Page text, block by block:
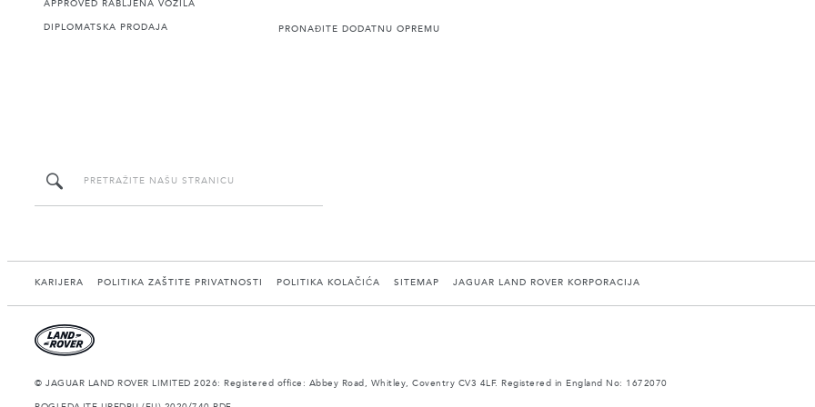
APPROVED RABLJENA VOZILA
DIPLOMATSKA PRODAJA PRONAĐITE DODATNU OPREMU
KARIJERA POLITIKA ZAŠTITE PRIVATNOSTI POLITIKA KOLAČIĆA SITEMAP JAGUAR LAND ROVER KORPORACIJA
© JAGUAR LAND ROVER LIMITED 2026: Registered office: Abbey Road, Whitley, Coventry CV3 4LF. Registered in England No: 1672070